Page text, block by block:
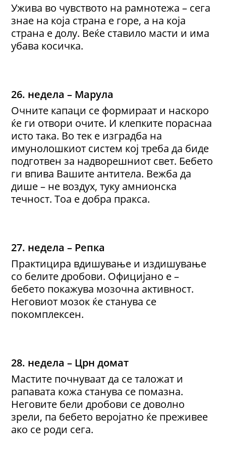
Ужива во чувството на рамнотежа – сега
знае на која страна е горе, а на која
страна е долу. Веќе ставило масти и има
убава косичка.
26. недела – Марула
Очните капаци се формираат и наскоро
ќе ги отвори очите. И клепките пораснаа
исто така. Во тек е изградба на
имунолошкиот систем кој треба да биде
подготвен за надворешниот свет. Бебето
ги впива Вашите антитела. Вежба да
дише – не воздух, туку амнионска
течност. Тоа е добра пракса.
27. недела – Репка
Практицира вдишување и издишување
со белите дробови. Официјано е –
бебето покажува мозочна активност.
Неговиот мозок ќе станува се
покомплексен.
28. недела – Црн домат
Мастите почнуваат да се таложат и
рапавата кожа станува се помазна.
Неговите бели дробови се доволно
зрели, па бебето веројатно ќе преживее
ако се роди сега.